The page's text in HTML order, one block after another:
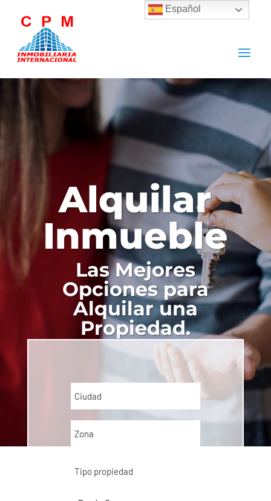
Alquilar
Inmueble
Las Mejores
Opciones para
Alquilar una
Propiedad.
Ciudad
Zona
Tipo propiedad
Español